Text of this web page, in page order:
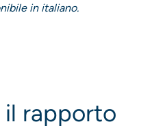
in italiano.
rapporto